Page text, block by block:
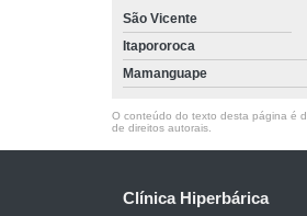
São Vicente
Itapororoca
Mamanguape
O conteúdo do texto desta página é
de direitos autorais
Clínica Hiperbárica